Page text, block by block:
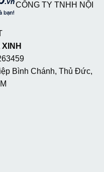
CÔNG TY TNHH NỘI
Bình Chánh, Thủ Đức,